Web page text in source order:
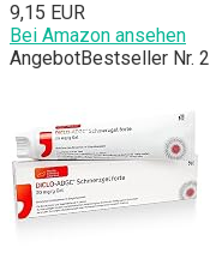
9,15 EUR
Bei Amazon ansehen
AngebotBestseller Nr. 2